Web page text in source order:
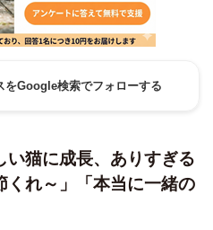
をGoogle検索でフォローする
い猫に成長、ありすぎる
れ～」「本当に一緒の